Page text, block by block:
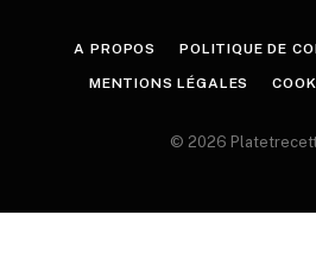
A PROPOS POLITIQUE DE
MENTIONS LÉGALES
© 2026